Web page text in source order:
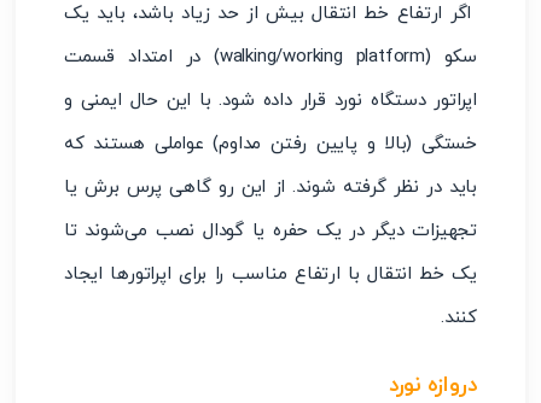
اگر ارتفاع خط انتقال بیش از حد زیاد باشد، باید یک
سکو (walking/working platform) در امتداد قسمت
اپراتور دستگاه نورد قرار داده شود. با این حال ایمنی و
خستگی (بالا و پایین رفتن مداوم) عواملی هستند که
باید در نظر گرفته شوند. از این رو گاهی پرس برش یا
تجهیزات دیگر در یک حفره یا گودال نصب می‌شوند تا
یک خط انتقال با ارتفاع مناسب را برای اپراتورها ایجاد
کنند.
دروازه‌ نورد